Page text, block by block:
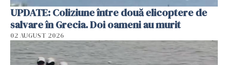
UPDATE: Coliziune între două elicoptere de
salvare în Grecia. Doi oameni au murit
02 AUGUST 2026